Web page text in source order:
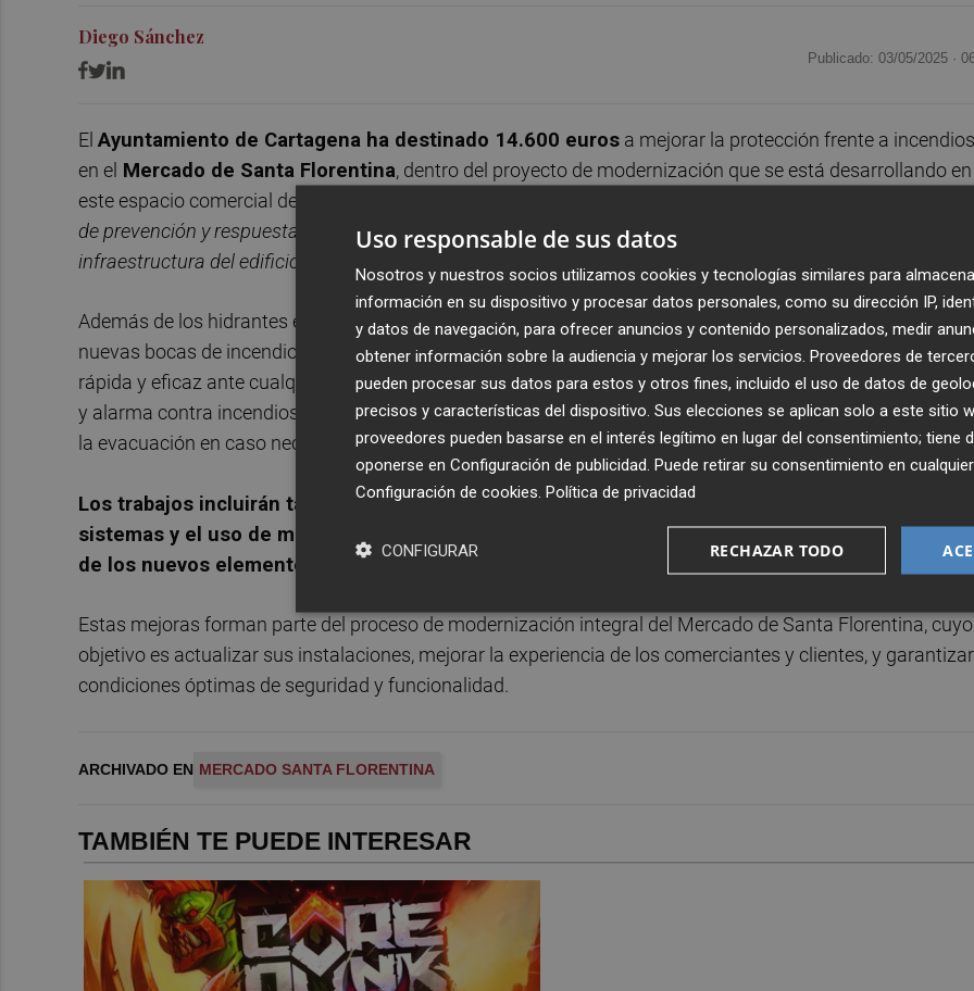
Diego Sánchez
Publicado: 03/05/2025 ·
El Ayuntamiento de Cartagena ha destinado 14.600 euros a mejorar la protección frente a incendios
en el Mercado de Santa Florentina, dentro del proyecto de modernización que se está desarrollando en
este espacio comercial del centro de la ciudad.
de prevención y respuesta ante posibles emergencias, con la instalación de nuevos equipos y mejoras en
infraestructura del edificio.
Además de los hidrantes exteriores y extintores ya existentes, el proyecto contempla la incorporación de
nuevas bocas de incendio equipadas (BIE) en el interior del mercado, lo que permitirá una respuesta más
rápida y eficaz ante cualquier conato de fuego. También se instalará un sistema convencional de
y alarma contra incendios, así como nuevos extintores portátiles y elementos de señalización que
la evacuación en caso necesario.
Los trabajos incluirán también actuaciones de albañilería para facilitar la instalación de estos
sistemas y el uso de medios auxiliares de montaje, garantizando una integración segura y
de los nuevos elementos en el conjunto del edificio.
Estas mejoras forman parte del proceso de modernización integral del Mercado de Santa Florentina, cuyo
objetivo es actualizar sus instalaciones, mejorar la experiencia de los comerciantes y clientes, y garantizar
condiciones óptimas de seguridad y funcionalidad.
ARCHIVADO EN MERCADO SANTA FLORENTINA
TAMBIÉN TE PUEDE INTERESAR
Uso responsable de sus datos
Nosotros y nuestros socios utilizamos cookies y tecnologías similares para
información en su dispositivo y procesar datos personales, como su dirección IP,
y datos de navegación, para ofrecer anuncios y contenido personalizados, medir
obtener información sobre la audiencia y mejorar los servicios. Proveedores de
pueden procesar sus datos para estos y otros fines, incluido el uso de datos de
precisos y características del dispositivo. Sus elecciones se aplican solo a este sitio
proveedores pueden basarse en el interés legítimo en lugar del consentimiento; tiene
oponerse en Configuración de publicidad . Puede retirar su consentimiento en
Configuración de cookies Política de privacidad
RECHAZAR TODO
CONFIGURAR